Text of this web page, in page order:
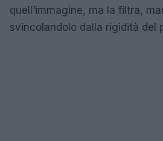
quell’immagine, ma la filtra,
svincolandolo dalla rigidità del